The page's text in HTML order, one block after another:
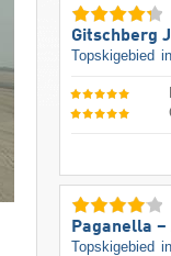
Gitschberg
Topskigebied
Paganella –
Topskigebied